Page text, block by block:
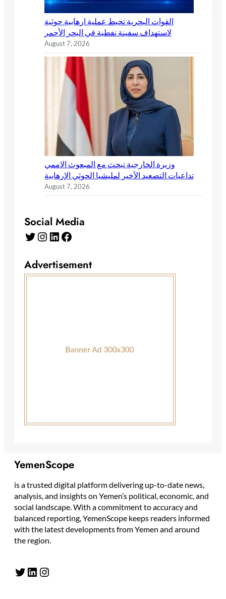
القوات البحرية تحبط عملية ارهابية حوثية
لاستهداف سفينة نفطية في البحر الأحمر
August 7, 2026
وزيرة الخارجية تبحث مع المبعوث الاممي
تداعيات التصعيد الأخير لمليشيا الحوثي الإرهابية
August 7, 2026
Social Media
Advertisement
YemenScope
is a trusted digital platform delivering up-to-date news,
analysis, and insights on Yemen’s political, economic, and
social landscape. With a commitment to accuracy and
balanced reporting, YemenScope keeps readers informed
with the latest developments from Yemen and around
the region.